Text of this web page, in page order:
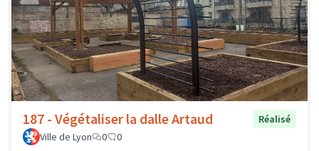
187 - Végétaliser la dalle Artaud
Réalisé
Ville de Lyon
0 0